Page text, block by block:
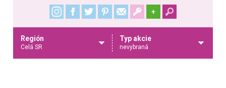
+
Región
Celá SR
Typ akcie
nevybraná